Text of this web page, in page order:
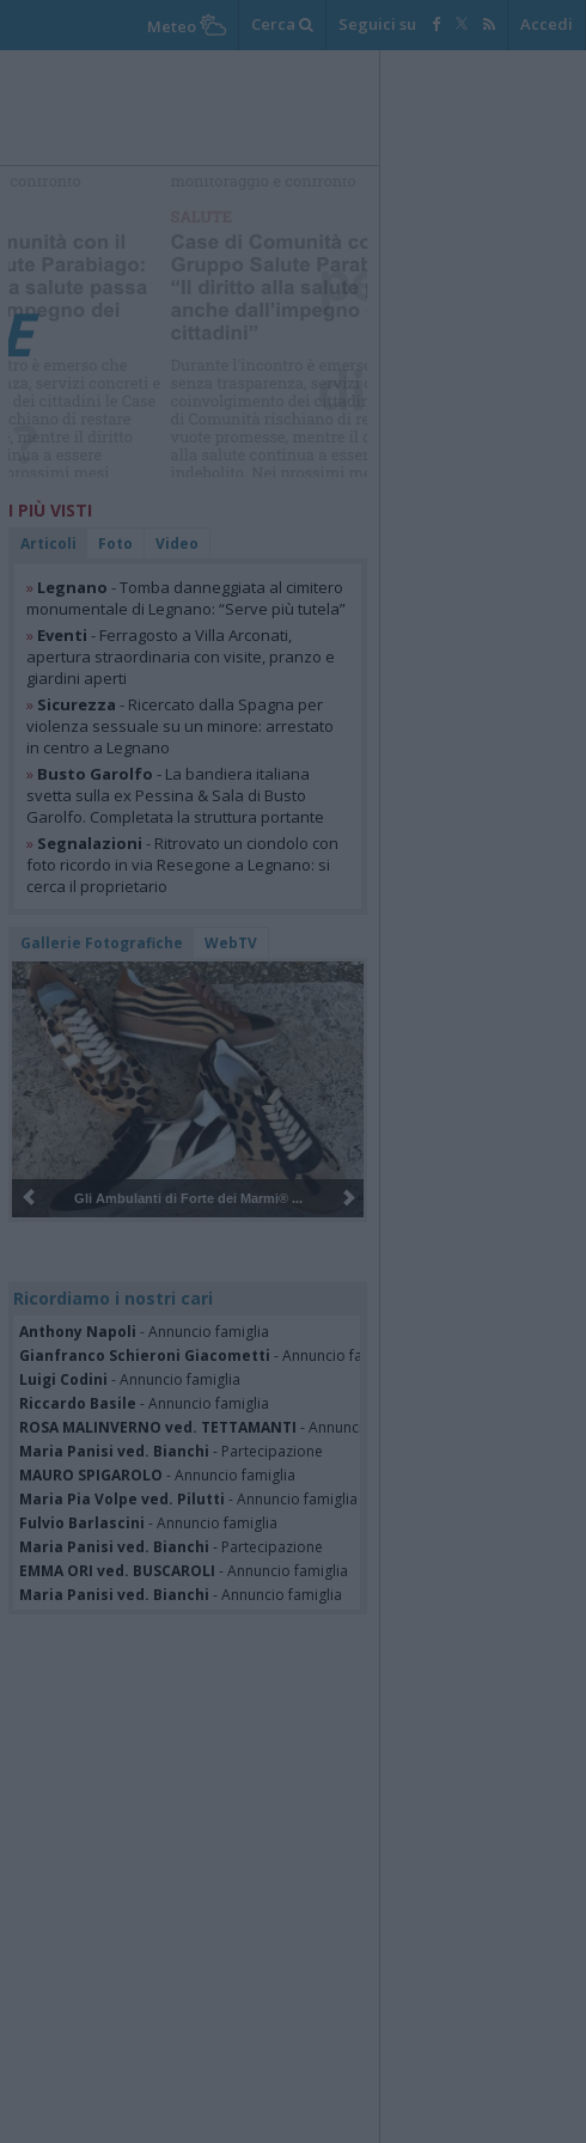
Meteo Cerca Seguici su Accedi
I PIÙ VISTI
Articoli Foto Video
» Legnano - Tomba danneggiata al cimitero
monumentale di Legnano: “Serve più tutela”
» Eventi - Ferragosto a Villa Arconati,
apertura straordinaria con visite, pranzo e
giardini aperti
» Sicurezza - Ricercato dalla Spagna per
violenza sessuale su un minore: arrestato
in centro a Legnano
» Busto Garolfo - La bandiera italiana
svetta sulla ex Pessina & Sala di Busto
Garolfo. Completata la struttura portante
» Segnalazioni - Ritrovato un ciondolo con
foto ricordo in via Resegone a Legnano: si
cerca il proprietario
Gallerie Fotografiche WebTV
Pulizia del bosco del Rugareto a ...
Ricordiamo i nostri cari
Anthony Napoli - Annuncio famiglia
Gianfranco Schieroni Giacometti - Annuncio famiglia
Luigi Codini - Annuncio famiglia
Riccardo Basile - Annuncio famiglia
ROSA MALINVERNO ved. TETTAMANTI - Annuncio famiglia
Maria Panisi ved. Bianchi - Partecipazione
MAURO SPIGAROLO - Annuncio famiglia
Maria Pia Volpe ved. Pilutti - Annuncio famiglia
Fulvio Barlascini - Annuncio famiglia
Maria Panisi ved. Bianchi - Partecipazione
EMMA ORI ved. BUSCAROLI - Annuncio famiglia
Maria Panisi ved. Bianchi - Annuncio famiglia